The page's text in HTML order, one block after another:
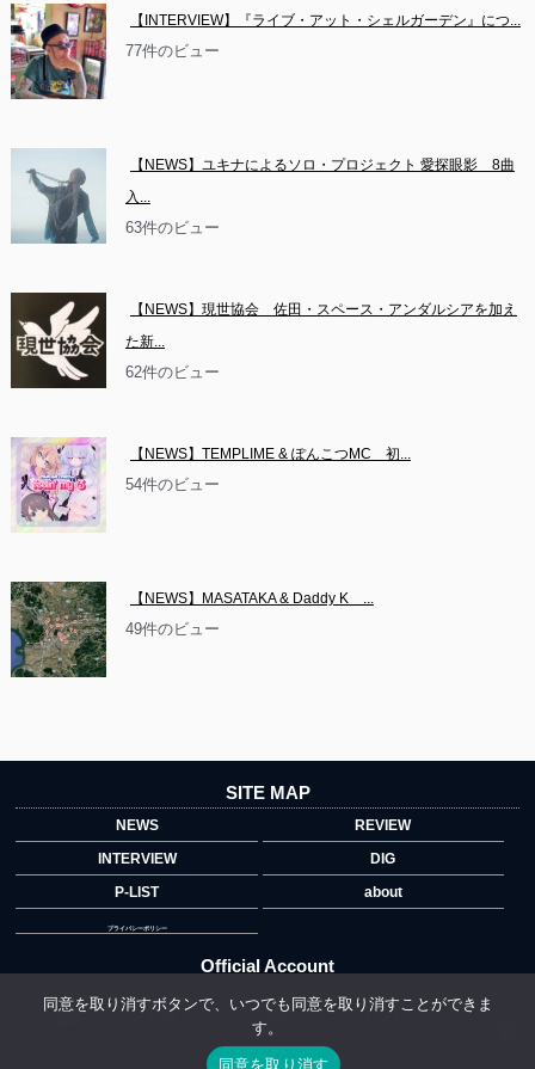
【INTERVIEW】『ライブ・アット・シェルガーデン』につ...
77件のビュー
【NEWS】ユキナによるソロ・プロジェクト 愛探眼影　8曲
入...
63件のビュー
【NEWS】現世協会　佐田・スペース・アンダルシアを加え
た新...
62件のビュー
【NEWS】TEMPLIME & ぽんこつMC　初...
54件のビュー
【NEWS】MASATAKA & Daddy K　...
49件のビュー
SITE MAP
NEWS
REVIEW
INTERVIEW
DIG
P-LIST
about
プライバシーポリシー
Official Account
同意を取り消すボタンで、いつでも同意を取り消すことができま
す。
同意を取り消す